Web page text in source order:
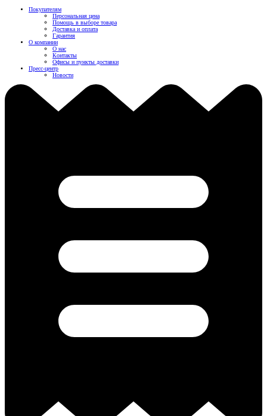
Покупателям
Персональная цена
Помощь в выборе товара
Доставка и оплата
Гарантия
О компании
О нас
Контакты
Офисы и пункты доставки
Пресс-центр
Новости